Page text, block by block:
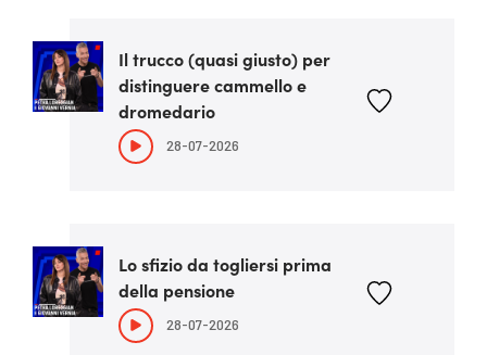
Il trucco (quasi giusto) per
distinguere cammello e
dromedario
28-07-2026
Lo sfizio da togliersi prima
della pensione
28-07-2026